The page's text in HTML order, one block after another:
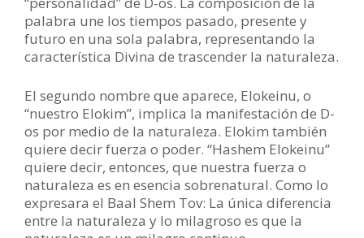
palabra une los tiempos pasado, presente y
futuro en una sola palabra, representando la
característica Divina de trascender la naturaleza.
El segundo nombre que aparece, Elokeinu, o
“nuestro Elokim”, implica la manifestación de D-
os por medio de la naturaleza. Elokim también
quiere decir fuerza o poder. “Hashem Elokeinu”
quiere decir, entonces, que nuestra fuerza o
naturaleza es en esencia sobrenatural. Como lo
expresara el Baal Shem Tov: La única diferencia
entre la naturaleza y lo milagroso es que la